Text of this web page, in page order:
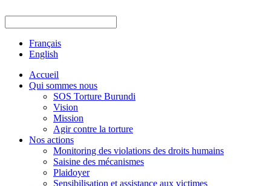
Français
English
Accueil
Qui sommes nous
SOS Torture Burundi
Vision
Mission
Agir contre la torture
Nos actions
Monitoring des violations des droits humains
Saisine des mécanismes
Plaidoyer
Sensibilisation et assistance aux victimes